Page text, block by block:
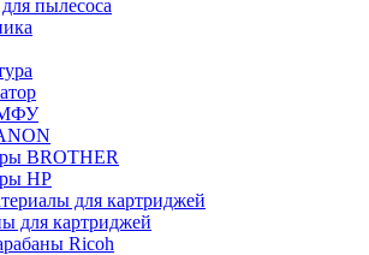
пылесоса
МФУ
BROTHER
HP
для картриджей
для картриджей
Ricoh